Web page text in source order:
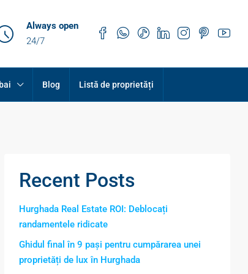
Always open
24/7
Blog Listă de proprietăți
Recent Posts
Hurghada Real Estate ROI: Deblocați
randamentele ridicate
Ghidul final în 9 pași pentru cumpărarea unei
proprietăți de lux în Hurghada